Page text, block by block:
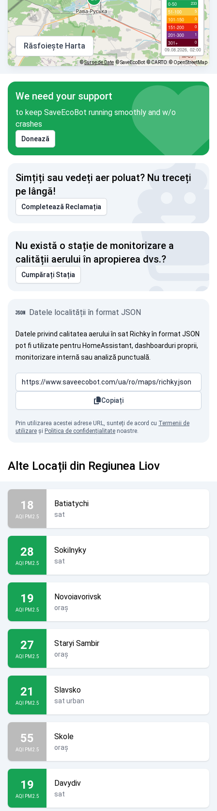
0-50 233
51-100 5
101-150 0
151-200 0
201-300 1
301+ 0
09.08.2026, 02:00
Răsfoiește Harta
©Surse de Date © SaveEcoBot © CARTO © OpenStreetMap
We need your support
to keep SaveEcoBot running smoothly and w/o
crashes
Donează
Simțiți sau vedeți aer poluat? Nu treceți
pe lângă!
Completează Reclamația
Nu există o stație de monitorizare a
calității aerului în apropierea dvs.?
Cumpărați Stația
Datele localității în format JSON
Datele privind calitatea aerului în sat Richky în format JSON
pot fi utilizate pentru HomeAssistant, dashboarduri proprii,
monitorizare internă sau analiză punctuală.
Copiați
Prin utilizarea acestei adrese URL, sunteți de acord cu Termenii de
utilizare și Politica de confidențialitate noastre.
Alte Locații din Regiunea Liov
18
AQI PM2.5
Batiatychi
sat
28
AQI PM2.5
Sokilnyky
sat
19
AQI PM2.5
Novoiavorivsk
oraș
27
AQI PM2.5
Staryi Sambir
oraș
21
AQI PM2.5
Slavsko
sat urban
55
AQI PM2.5
Skole
oraș
19
AQI PM2.5
Davydiv
sat